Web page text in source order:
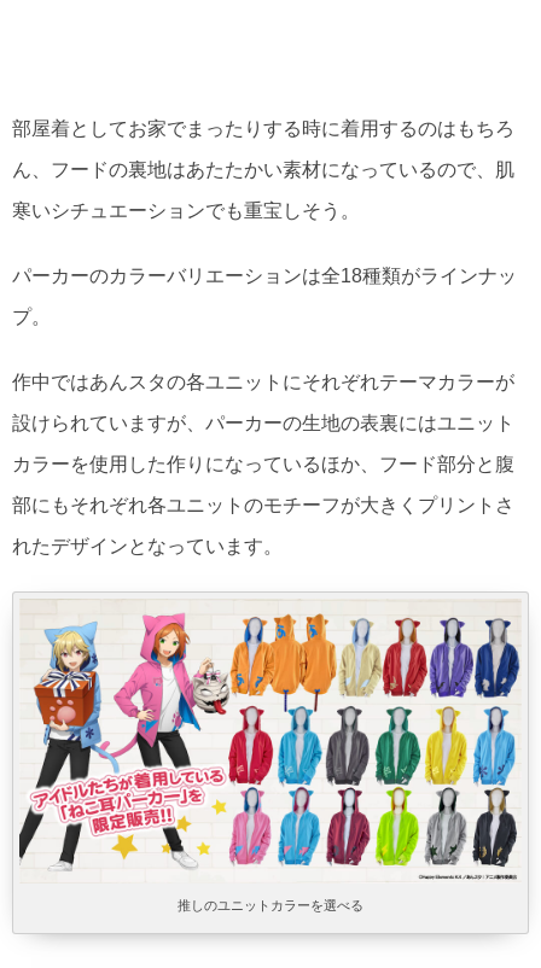
部屋着としてお家でまったりする時に着用するのはもちろ
ん、フードの裏地はあたたかい素材になっているので、肌
寒いシチュエーションでも重宝しそう。
パーカーのカラーバリエーションは全18種類がラインナッ
プ。
作中ではあんスタの各ユニットにそれぞれテーマカラーが
設けられていますが、パーカーの生地の表裏にはユニット
カラーを使用した作りになっているほか、フード部分と腹
部にもそれぞれ各ユニットのモチーフが大きくプリントさ
れたデザインとなっています。
推しのユニットカラーを選べる